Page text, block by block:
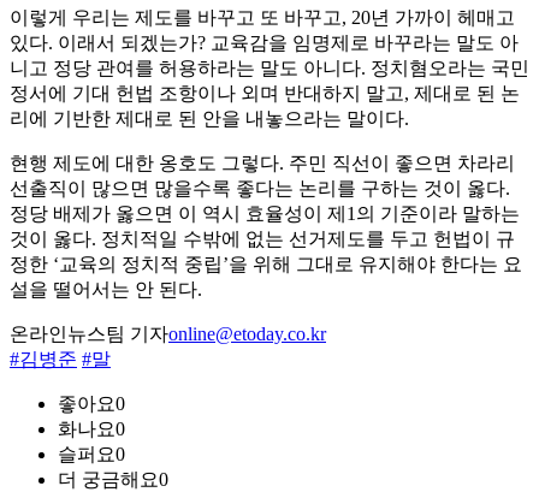
이렇게 우리는 제도를 바꾸고 또 바꾸고, 20년 가까이 헤매고
있다. 이래서 되겠는가? 교육감을 임명제로 바꾸라는 말도 아
니고 정당 관여를 허용하라는 말도 아니다. 정치혐오라는 국민
정서에 기대 헌법 조항이나 외며 반대하지 말고, 제대로 된 논
리에 기반한 제대로 된 안을 내놓으라는 말이다.
현행 제도에 대한 옹호도 그렇다. 주민 직선이 좋으면 차라리
선출직이 많으면 많을수록 좋다는 논리를 구하는 것이 옳다.
정당 배제가 옳으면 이 역시 효율성이 제1의 기준이라 말하는
것이 옳다. 정치적일 수밖에 없는 선거제도를 두고 헌법이 규
정한 ‘교육의 정치적 중립’을 위해 그대로 유지해야 한다는 요
설을 떨어서는 안 된다.
온라인뉴스팀 기자online@etoday.co.kr
#김병준 #말
좋아요0
화나요0
슬퍼요0
더 궁금해요0